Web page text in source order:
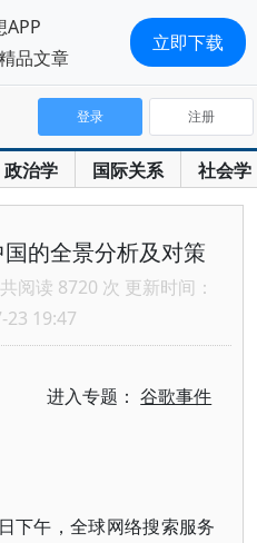
政治学 国际关系 社会学
登录 注册
的全景分析及对策
阅读 8720 次 更新时间：
23 19:47
进入专题：谷歌事件
下午，全球网络搜索服务
APP
品文章
立即下载